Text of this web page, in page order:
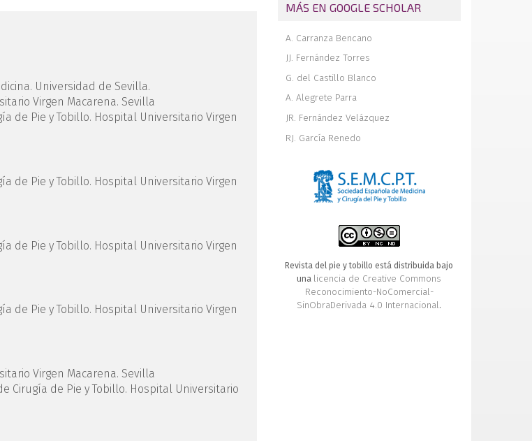
Universidad de Sevilla.
Virgen Macarena. Sevilla
de Pie y Tobillo. Hospital Universitario Virgen
de Pie y Tobillo. Hospital Universitario Virgen
de Pie y Tobillo. Hospital Universitario Virgen
de Pie y Tobillo. Hospital Universitario Virgen
Virgen Macarena. Sevilla
Cirugía de Pie y Tobillo. Hospital Universitario
MÁS EN GOOGLE SCHOLAR
A. Carranza Bencano
JJ. Fernández Torres
G. del Castillo Blanco
A. Alegrete Parra
JR. Fernández Velázquez
RJ. García Renedo
Revista del pie y tobillo está distribuida bajo
una licencia de Creative Commons
Reconocimiento-NoComercial-
SinObraDerivada 4.0 Internacional.